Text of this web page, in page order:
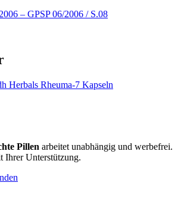
– GPSP 06/2006 / S.08
Herbals Rheuma-7 Kapseln
Pillen arbeitet unabhängig und werbefrei.
Ihrer Unterstützung.